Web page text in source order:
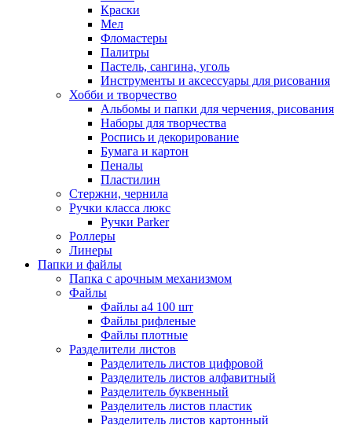
Краски
Мел
Фломастеры
Палитры
Пастель, сангина, уголь
Инструменты и аксессуары для рисования
Хобби и творчество
Альбомы и папки для черчения, рисования
Наборы для творчества
Роспись и декорирование
Бумага и картон
Пеналы
Пластилин
Стержни, чернила
Ручки класса люкс
Ручки Parker
Роллеры
Линеры
Папки и файлы
Папка с арочным механизмом
Файлы
Файлы а4 100 шт
Файлы рифленые
Файлы плотные
Разделители листов
Разделитель листов цифровой
Разделитель листов алфавитный
Разделитель буквенный
Разделитель листов пластик
Разделитель листов картонный